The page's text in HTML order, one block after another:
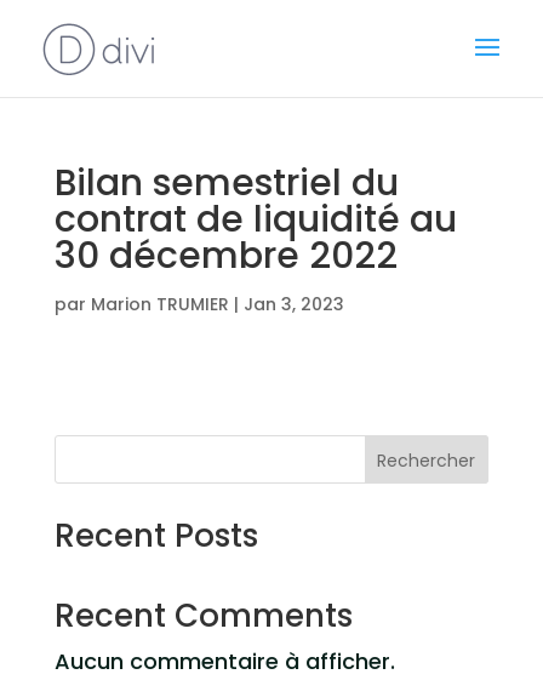
Bilan semestriel du
contrat de liquidité au
30 décembre 2022
par Marion TRUMIER | Jan 3, 2023
Rechercher
Recent Posts
Recent Comments
Aucun commentaire à afficher.